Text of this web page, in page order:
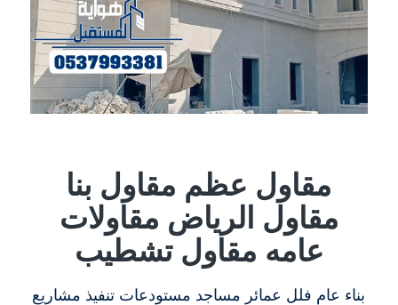
مقاول عظم مقاول بنا
مقاول الرياض مقاولات
عامه مقاول تشطيب
بناء عام فلل عمائر مساجد مستودعات تنفيذ مشاريع